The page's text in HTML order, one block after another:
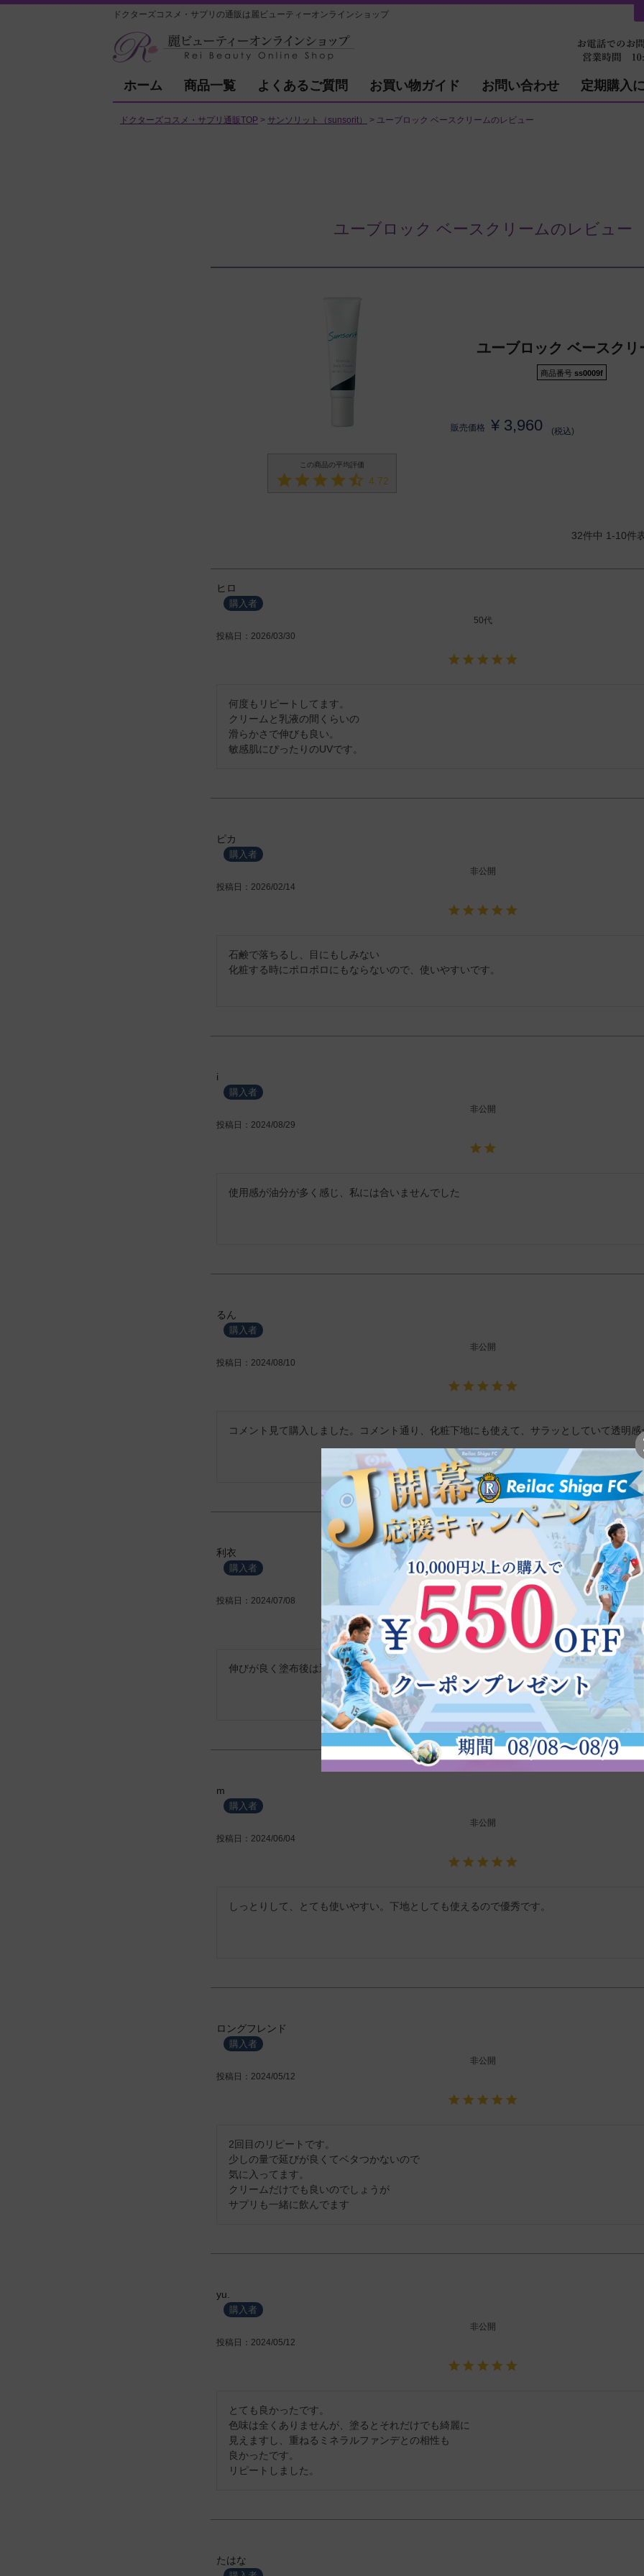
ドクターズコスメ・サプリの通販は麗ビューティーオンラインショップ
ホーム 商品一覧 よくあるご質問 お買い物ガイド お問い合わせ 定期購入
ドクターズコスメ・サプリ通販TOP サンソリット（sunsorit） ユーブロック ベースクリームのレビュー
ユーブロック ベースクリームのレビュー
ユーブロック ベースクリ
商品番号 ss0009f
販売価格 ¥ 3,960 税込
4.72
32件中 1 -10件
ヒロ
購入者
50代
投稿日
2026/03/30
何度もリピートしてます。
クリームと乳液の間くらいの
滑らかさで伸びも良い。
ピカ
購入者
非公開
投稿日
2026/02/14
石鹸で落ちるし、目にもしみない
化粧する時にポロポロにもならないので、使いやすいです。
i
購入者
非公開
投稿日
2024/08/29
使用感が油分が多く感じ、私には合いませんでした
るん
購入者
非公開
投稿日
2024/08/10
コメント見て購入しました。コメント通り、化粧下地にも使えて、サラッとしていて透明感
利衣
購入者
非公開
投稿日
2024/07/08
伸びが良く塗布後は透明になります。肌に負担を感じないので気に入っています。
m
購入者
非公開
投稿日
2024/06/04
しっとりして、とても使いやすい。下地としても使えるので優秀です。
ロングフレンド
購入者
非公開
投稿日
2024/05/12
2回目のリピートです。
少しの量で延びが良くてベタつかないので
気に入ってます。
クリームだけでも良いのでしょうが
サプリも一緒に飲んでます
yu.
購入者
非公開
投稿日
2024/05/12
とても良かったです。
色味は全くありませんが、塗るとそれだけでも綺麗に
見えますし、重ねるミネラルファンデとの相性も
良かったです。
たはな